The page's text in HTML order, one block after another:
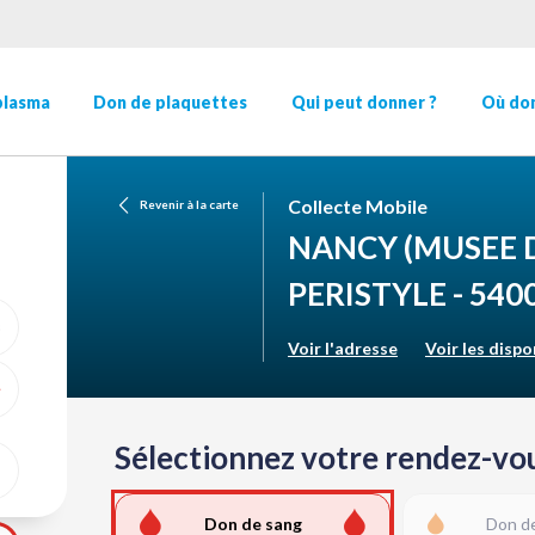
Don de plaquettes Qui peut donner ? Où
GÉOLOCALISER
Revenir à la carte Collecte Mobile
NANCY(MUSEE
PERISTYLE -
Voir l'adresse Voir les
Sélectionnez votre rendez-
Don de sang Don